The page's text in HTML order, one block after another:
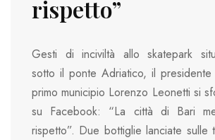
rispetto”
Gesti di inciviltà allo skatepark
sotto il ponte Adriatico, il
primo municipio Lorenzo Leonetti si
su Facebook: “La città di Bari
rispetto”. Due bottiglie lanciate sulle